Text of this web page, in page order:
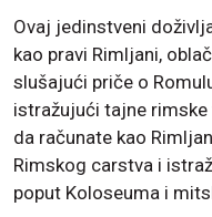
Ovaj jedinstveni
kao pravi Rimljani,
slušajući priče o
istražujući tajne rimske
da računate kao
Rimskog carstva i
poput Koloseuma i